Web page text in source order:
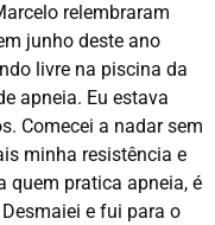
relembraram
junho deste ano
livre na piscina da
apneia. Eu estava
Comecei a nadar sem
minha resistência e
quem pratica apneia, é
e fui para o